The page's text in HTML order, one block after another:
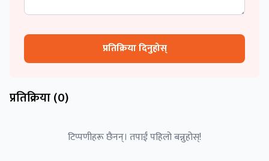
प्रतिक्रिया दिनुहोस्
प्रतिक्रिया (0)
टिप्पणीहरू छैनन्। तपाईं पहिलो बन्नुहोस्!